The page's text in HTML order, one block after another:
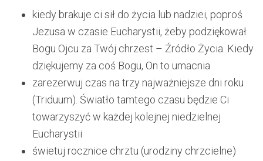
kiedy brakuje ci sił do życia lub nadziei, poproś
Jezusa w czasie Eucharystii, żeby podziękował
Bogu Ojcu za Twój chrzest – Źródło Życia. Kiedy
dziękujemy za coś Bogu, On to umacnia
zarezerwuj czas na trzy najważniejsze dni roku
(Triduum). Światło tamtego czasu będzie Ci
towarzyszyć w każdej kolejnej niedzielnej
Eucharystii
świetuj rocznice chrztu (urodziny chrzcielne)